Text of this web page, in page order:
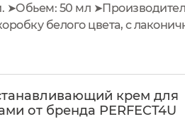
50 мл
белого цвета, с
крем для
от бренда PERFECT4U